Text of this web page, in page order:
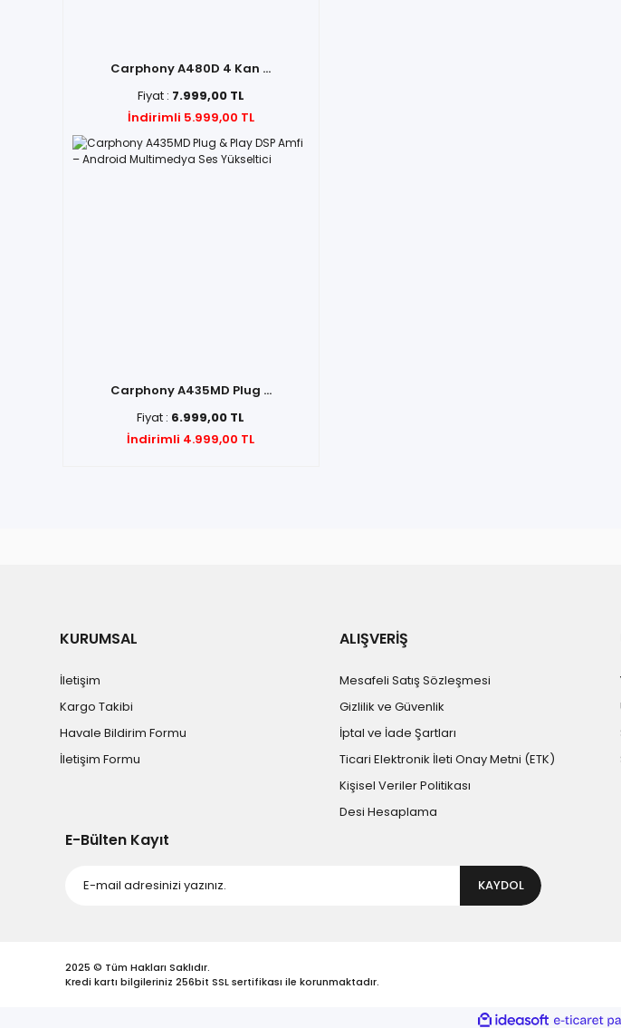
Carphony A480D 4 Kan ...
Fiyat : 7.999,00 TL
İndirimli 5.999,00 TL
Carphony A435MD Plug ...
Fiyat : 6.999,00 TL
İndirimli 4.999,00 TL
KURUMSAL
İletişim
Kargo Takibi
Havale Bildirim Formu
İletişim Formu
ALIŞVERİŞ
Mesafeli Satış Sözleşmesi
Gizlilik ve Güvenlik
İptal ve İade Şartları
Ticari Elektronik İleti Onay Metni (ETK)
Kişisel Veriler Politikası
Desi Hesaplama
E-Bülten Kayıt
KAYDOL
2025 © Tüm Hakları Saklıdır.
Kredi kartı bilgileriniz 256bit SSL sertifikası ile korunmaktadır.
ideasoft